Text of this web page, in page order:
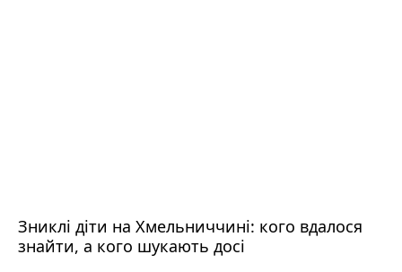
Зниклі діти на Хмельниччині: кого вдалося
знайти, а кого шукають досі